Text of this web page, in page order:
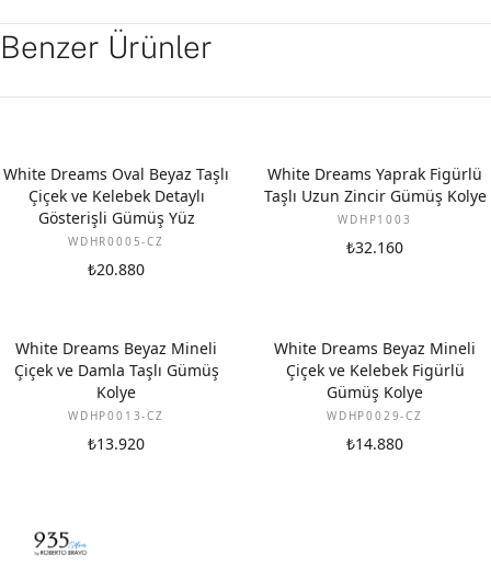
Benzer Ürünler
White Dreams Oval Beyaz Taşlı
Çiçek ve Kelebek Detaylı
Gösterişli Gümüş Yüz
WDHR0005-CZ
₺20.880
White Dreams Yaprak Figürlü
Taşlı Uzun Zincir Gümüş Kolye
WDHP1003
₺32.160
White Dreams Beyaz Mineli
Çiçek ve Damla Taşlı Gümüş
Kolye
WDHP0013-CZ
₺13.920
White Dreams Beyaz Mineli
Çiçek ve Kelebek Figürlü
Gümüş Kolye
WDHP0029-CZ
₺14.880